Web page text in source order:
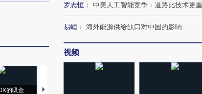
的吸金
马航飞行员跨国走私7万
罗志恒 ： 中美人工智能竞争：道路比技术更
易峘 ： 海外能源供给缺口对中国的影响
视频